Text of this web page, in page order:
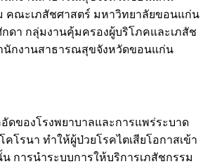
คณะเภสัชศาสตร์ มหาวิทยาลัยขอนแก่น
ดา กลุ่มงานคุ้มครองผู้บริโภคและเภสัช
นักงานสาธารณสุขจังหวัดขอนแก่น
ดของโรงพยาบาลและการแพร่ระบาด
คโรนา ทำให้ผู้ป่วยโรคไตเสียโอกาสเข้า
การนําระบบการให้บริการเภสัชกรรม